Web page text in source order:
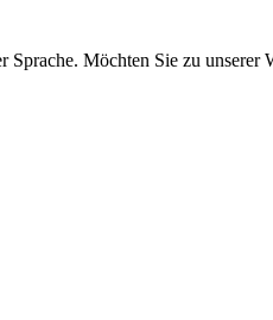
Sprache. Möchten Sie zu